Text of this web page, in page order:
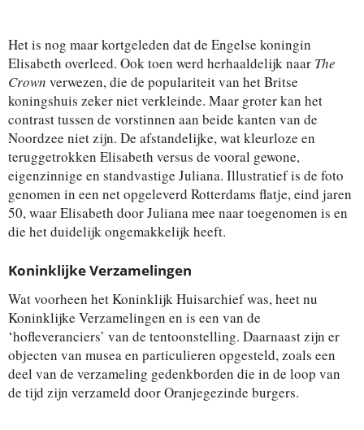
Het is nog maar kortgeleden dat de Engelse koningin
Elisabeth overleed. Ook toen werd herhaaldelijk naar The
Crown verwezen, die de populariteit van het Britse
koningshuis zeker niet verkleinde. Maar groter kan het
contrast tussen de vorstinnen aan beide kanten van de
Noordzee niet zijn. De afstandelijke, wat kleurloze en
teruggetrokken Elisabeth versus de vooral gewone,
eigenzinnige en standvastige Juliana. Illustratief is de foto
genomen in een net opgeleverd Rotterdams flatje, eind jaren
50, waar Elisabeth door Juliana mee naar toegenomen is en
die het duidelijk ongemakkelijk heeft.
Koninklijke Verzamelingen
Wat voorheen het Koninklijk Huisarchief was, heet nu
Koninklijke Verzamelingen en is een van de
‘hofleveranciers’ van de tentoonstelling. Daarnaast zijn er
objecten van musea en particulieren opgesteld, zoals een
deel van de verzameling gedenkborden die in de loop van
de tijd zijn verzameld door Oranjegezinde burgers.